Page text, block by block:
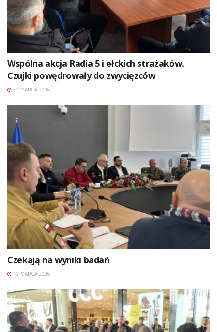
Wspólna akcja Radia 5 i ełckich strażaków.
Czujki powędrowały do zwycięzców
30 MARCA 2026
Czekają na wyniki badań
19 MARCA 2026